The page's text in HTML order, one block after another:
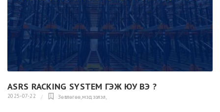
ASRS RACKING SYSTEM ГЭЖ ЮУ ВЭ ?
2025-07-22 Зөвлөгөө,мэдээлэл